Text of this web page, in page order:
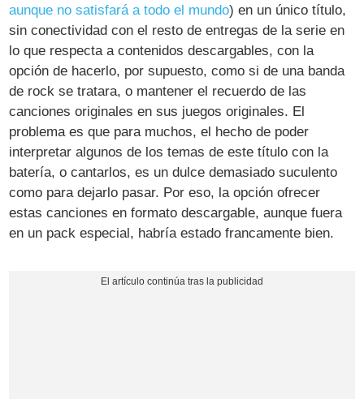
aunque no satisfará a todo el mundo) en un único título,
sin conectividad con el resto de entregas de la serie en
lo que respecta a contenidos descargables, con la
opción de hacerlo, por supuesto, como si de una banda
de rock se tratara, o mantener el recuerdo de las
canciones originales en sus juegos originales. El
problema es que para muchos, el hecho de poder
interpretar algunos de los temas de este título con la
batería, o cantarlos, es un dulce demasiado suculento
como para dejarlo pasar. Por eso, la opción ofrecer
estas canciones en formato descargable, aunque fuera
en un pack especial, habría estado francamente bien.